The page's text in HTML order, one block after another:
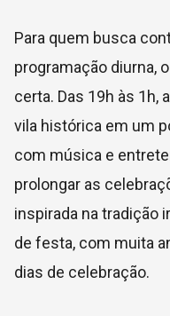
Para quem busca
programação diurna,
certa. Das 19h às 1h,
vila histórica em um
com música e
prolongar as
inspirada na tradição
de festa, com muita
dias de celebração.